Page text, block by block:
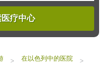
疗中心
> 在以色列中的医院
>